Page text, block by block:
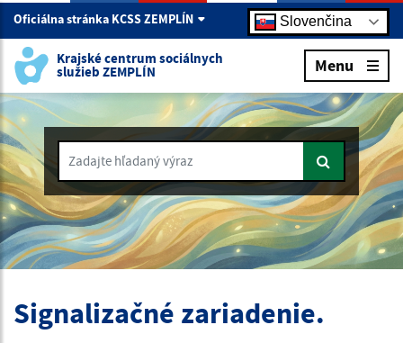
Oficiálna stránka KCSS ZEMPLÍN Slovenčina
Krajské centrum sociálnych
služieb ZEMPLÍN Menu
Zadajte hľadaný výraz
Signalizačné zariadenie.